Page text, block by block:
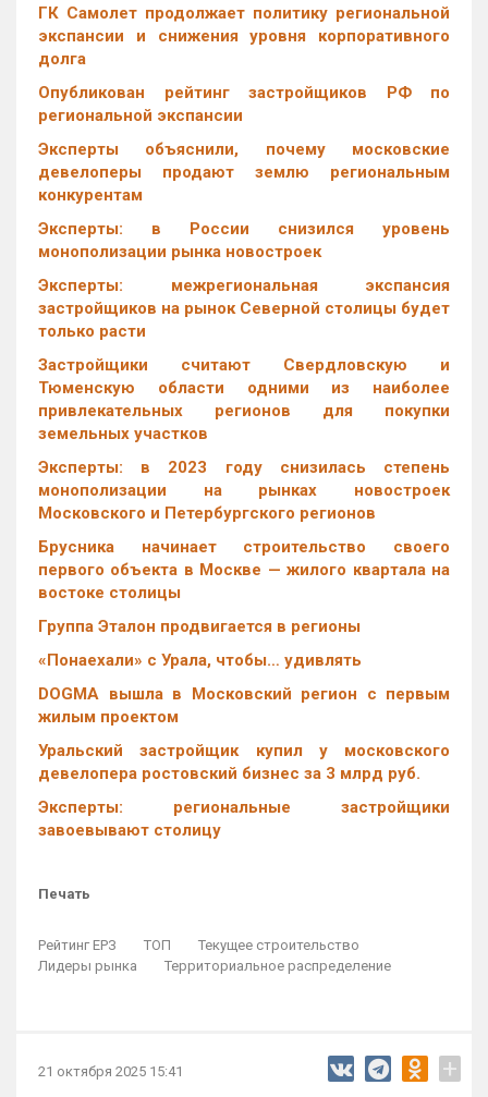
ГК Самолет продолжает политику региональной
экспансии и снижения уровня корпоративного
долга
Опубликован рейтинг застройщиков РФ по
региональной экспансии
Эксперты объяснили, почему московские
девелоперы продают землю региональным
конкурентам
Эксперты: в России снизился уровень
монополизации рынка новостроек
Эксперты: межрегиональная экспансия
застройщиков на рынок Северной столицы будет
только расти
Застройщики считают Свердловскую и
Тюменскую области одними из наиболее
привлекательных регионов для покупки
земельных участков
Эксперты: в 2023 году снизилась степень
монополизации на рынках новостроек
Московского и Петербургского регионов
Брусника начинает строительство своего
первого объекта в Москве — жилого квартала на
востоке столицы
Группа Эталон продвигается в регионы
«Понаехали» с Урала, чтобы… удивлять
DOGMA вышла в Московский регион с первым
жилым проектом
Уральский застройщик купил у московского
девелопера ростовский бизнес за 3 млрд руб.
Эксперты: региональные застройщики
завоевывают столицу
Печать
Рейтинг ЕРЗ ТОП
Текущее строительство
Лидеры рынка
Территориальное распределение
21 октября 2025 15:41 +